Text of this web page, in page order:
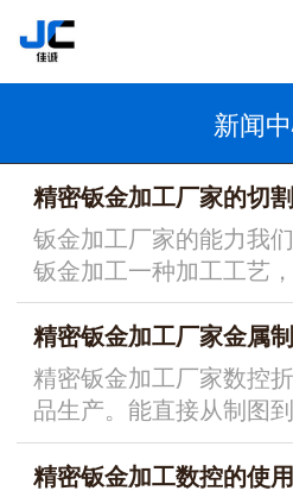
新闻
精密钣金加工厂家的切
钣金加工厂家的能力我
钣金加工一种加工工艺
有一...
精密钣金加工厂家数控
品生产。能直接从制图
适合...
精密钣金加工数控的使